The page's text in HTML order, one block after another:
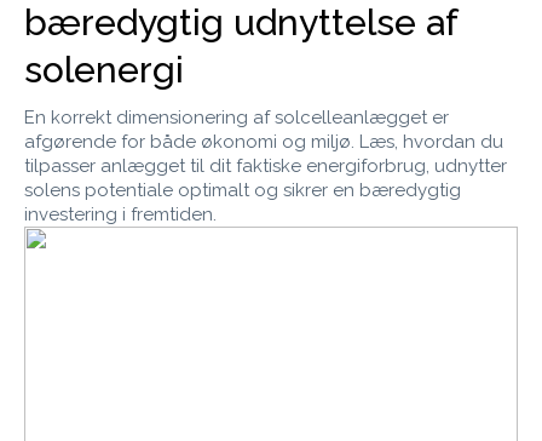
bæredygtig udnyttelse af
solenergi
En korrekt dimensionering af solcelleanlægget er
afgørende for både økonomi og miljø. Læs, hvordan du
tilpasser anlægget til dit faktiske energiforbrug, udnytter
solens potentiale optimalt og sikrer en bæredygtig
investering i fremtiden.